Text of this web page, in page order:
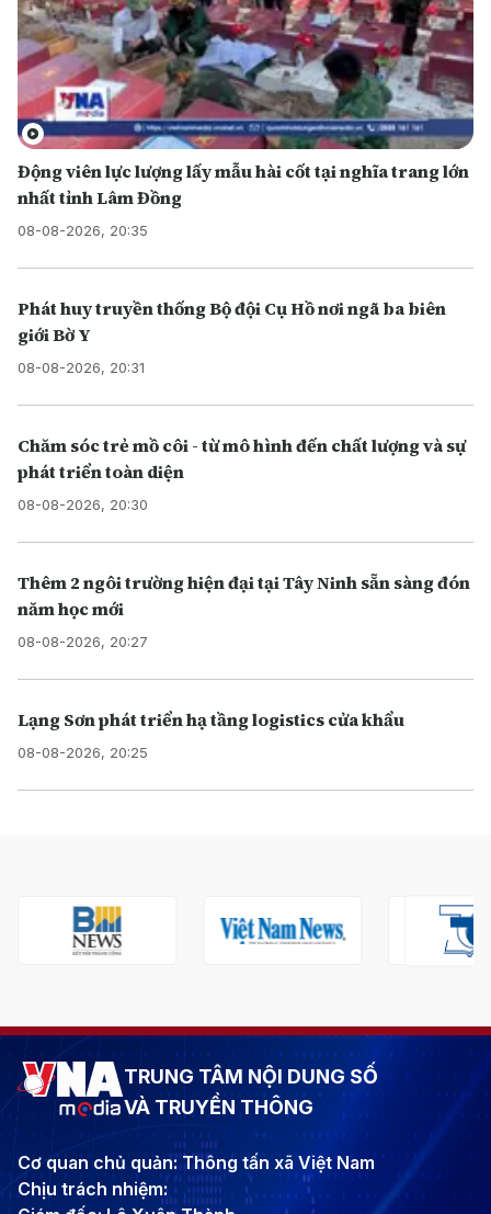
Động viên lực lượng lấy mẫu hài cốt tại nghĩa trang lớn
nhất tỉnh Lâm Đồng
08-08-2026, 20:35
Phát huy truyền thống Bộ đội Cụ Hồ nơi ngã ba biên
giới Bờ Y
08-08-2026, 20:31
Chăm sóc trẻ mồ côi - từ mô hình đến chất lượng và sự
phát triển toàn diện
08-08-2026, 20:30
Thêm 2 ngôi trường hiện đại tại Tây Ninh sẵn sàng đón
năm học mới
08-08-2026, 20:27
Lạng Sơn phát triển hạ tầng logistics cửa khẩu
08-08-2026, 20:25
TRUNG TÂM NỘI DUNG SỐ
VÀ TRUYỀN THÔNG
Cơ quan chủ quản: Thông tấn xã Việt Nam
Chịu trách nhiệm: